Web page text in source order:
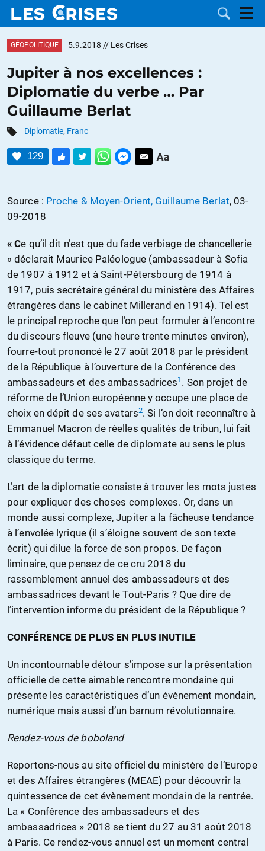
DOSSIERS
CATÉGORIES
MOTS CLÉS
CONTACTER
FAIRE UN
DON
GÉOPOLITIQUE 5.9.2018 // Les Crises
Jupiter à nos excellences :
Diplomatie du verbe … Par
Guillaume Berlat
Diplomatie, Franc
129
Source : Proche & Moyen-Orient, Guillaume Berlat, 03-
09-2018
« Ce qu’il dit n’est que du fade verbiage de chancellerie
» déclarait Maurice Paléologue (ambassadeur à Sofia
de 1907 à 1912 et à Saint-Pétersbourg de 1914 à
1917, puis secrétaire général du ministère des Affaires
étrangères dans le cabinet Millerand en 1914). Tel est
le principal reproche que l’on peut formuler à l’encontre
du discours fleuve (une heure trente minutes environ),
fourre-tout prononcé le 27 août 2018 par le président
de la République à l’ouverture de la Conférence des
ambassadeurs et des ambassadrices1 . Son projet de
réforme de l’Union européenne y occupe une place de
choix en dépit de ses avatars2. Si l’on doit reconnaître à
Emmanuel Macron de réelles qualités de tribun, lui fait
à l’évidence défaut celle de diplomate au sens le plus
classique du terme.
L’art de la diplomatie consiste à trouver les mots justes
pour expliquer des choses complexes. Or, dans un
monde aussi complexe, Jupiter a la fâcheuse tendance
à l’envolée lyrique (il s’éloigne souvent de son texte
écrit) qui dilue la force de son propos. De façon
liminaire, que pensez de ce cru 2018 du
rassemblement annuel des ambassadeurs et des
ambassadrices devant le Tout-Paris ? Que dire de
l’intervention informe du président de la République ?
CONFÉRENCE DE PLUS EN PLUS INUTILE
Un incontournable détour s’impose sur la présentation
officielle de cette aimable rencontre mondaine qui
présente les caractéristiques d’un évènement mondain,
numérique mais aussi d’un barnum révolutionnaire.
Rendez-vous de boboland
Reportons-nous au site officiel du ministère de l’Europe
et des Affaires étrangères (MEAE) pour découvrir la
quintessence de cet évènement mondain de la rentrée.
La « Conférence des ambassadeurs et des
ambassadrices » 2018 se tient du 27 au 31 août 2018
à Paris. Ce rendez-vous annuel est un moment central